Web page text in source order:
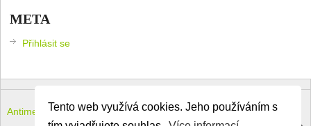
Tento web využívá cookies. Jeho používáním s
META
Přihlásit se
Antimeloun – komouši dneškaCopyright © 2026.